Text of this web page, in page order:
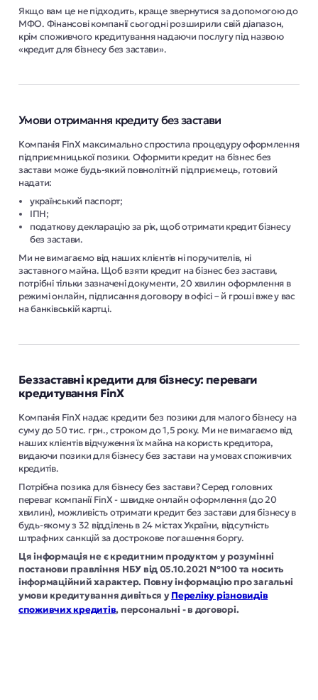
Якщо вам це не підходить, краще звернутися за допомогою до
МФО. Фінансові компанії сьогодні розширили свій діапазон,
крім споживчого кредитування надаючи послугу під назвою
«кредит для бізнесу без застави».
Умови отримання кредиту без застави
Компанія FinX максимально спростила процедуру оформлення
підприємницької позики. Оформити кредит на бізнес без
застави може будь-який повнолітній підприємець, готовий
надати:
український паспорт;
ІПН;
податкову декларацію за рік, щоб отримати кредит бізнесу
без застави.
Ми не вимагаємо від наших клієнтів ні поручителів, ні
заставного майна. Щоб взяти кредит на бізнес без застави,
потрібні тільки зазначені документи, 20 хвилин оформлення в
режимі онлайн, підписання договору в офісі – й гроші вже у вас
на банківській картці.
Беззаставні кредити для бізнесу: переваги
кредитування FinX
Компанія FinX надає кредити без позики для малого бізнесу на
суму до 50 тис. грн., строком до 1,5 року. Ми не вимагаємо від
наших клієнтів відчуження їх майна на користь кредитора,
видаючи позики для бізнесу без застави на умовах споживчих
кредитів.
Потрібна позика для бізнесу без застави? Серед головних
переваг компанії FinX - швидке онлайн оформлення (до 20
хвилин), можливість отримати кредит без застави для бізнесу в
будь-якому з 32 відділеньв24 містахУкраїни, відсутність
штрафних санкцій за дострокове погашення боргу.
Ця інформація не є кредитним продуктом у розумінні
постанови правління НБУ від 05.10.2021 №100 та носить
інформаційний характер. Повну інформацію про загальні
умови кредитування дивіться уПереліку різновидів
споживчих кредитів, персональні - в договорі.